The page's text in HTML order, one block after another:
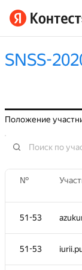
SNSS-
Положение
№
51-53
51-53
№
51-53
51-53